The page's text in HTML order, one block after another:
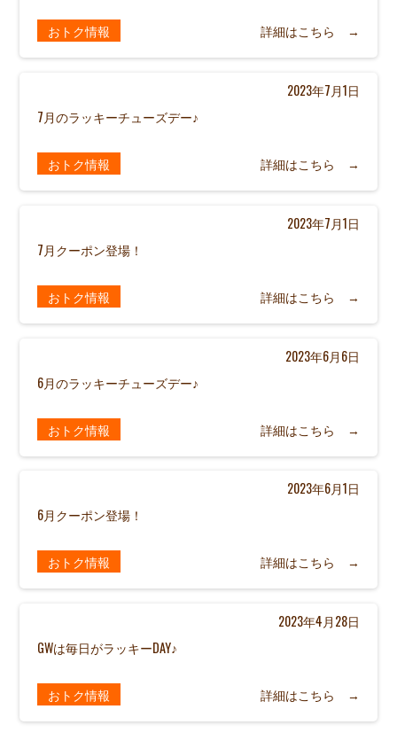
おトク情報 詳細はこちら →
2023年7月1日
7月のラッキーチューズデー♪
おトク情報 詳細はこちら →
2023年7月1日
7月クーポン登場！
おトク情報 詳細はこちら →
2023年6月6日
6月のラッキーチューズデー♪
おトク情報 詳細はこちら →
2023年6月1日
6月クーポン登場！
おトク情報 詳細はこちら →
2023年4月28日
GWは毎日がラッキーDAY♪
おトク情報 詳細はこちら →